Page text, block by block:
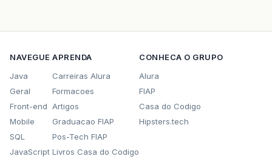
NAVEGUE
Java
Geral
Front-end
Mobile
SQL
JavaScript
APRENDA
Carreiras Alura
Formacoes
Artigos
Graduacao FIAP
Pos-Tech FIAP
Livros Casa do Codigo
CONHECA O GRUPO
Alura
FIAP
Casa do Codigo
Hipsters.tech